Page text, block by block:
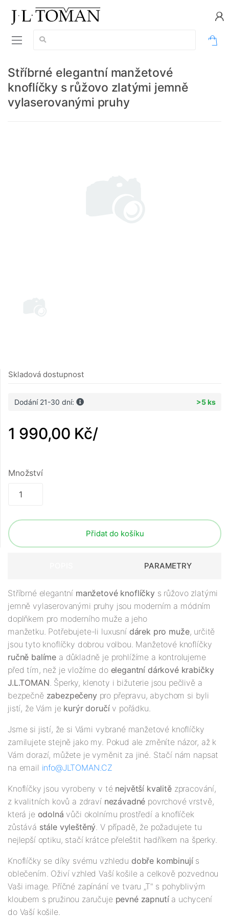
Vyhledávání:
Stříbrné elegantní manžetové
knoflíčky s růžovo zlatými jemně
vylaserovanými pruhy
Skladová dostupnost
Dodání 21-30 dní: >5 ks
1 990,00 Kč/
Množství
Přidat do košíku
PARAMETRY
Stříbrné elegantní manžetové knoflíčkys růžovo zlatými
jemně vylaserovanými pruhy jsou moderním a módním
doplňkem pro moderního muže a jeho
manžetku. Potřebujete-li luxusní dárek pro muže, určitě
jsou tyto knoflíčky dobrou volbou. Manžetové knoflíčky
ručně balíme a důkladně je prohlížíme a kontrolujeme
před tím, než je vložíme do elegantní dárkové krabičky
J.L.TOMAN. Šperky, klenoty i bižuterie jsou pečlivě a
bezpečně zabezpečeny pro přepravu, abychom si byli
jistí, že Vám je kurýr doručív pořádku.
Jsme si jistí, že si Vámi vybrané manžetové knoflíčky
zamilujete stejně jako my. Pokud ale změníte názor, až k
Vám dorazí, můžete je vyměnit za jiné. Stačí nám napsat
na email info@JLTOMAN.CZ
Knoflíčky jsou vyrobeny v té největší kvalitězpracování,
z kvalitních kovů a zdraví nezávadné povrchové vrstvě,
která je odolná vůči okolnímu prostředí a knoflíček
zůstává stále vyleštěný. V případě, že požadujete tu
nejlepší optiku, stačí krátce přeleštit hadříkem na šperky.
Knoflíčky se díky svému vzhledu dobře kombinujís
oblečením. Oživí vzhled Vaší košile a celkově pozvednou
Vaši image. Příčné zapínání ve tvaru „T" s pohyblivým
kloubem s pružinou zaručuje pevné zapnutía uchycení
do Vaší košile.